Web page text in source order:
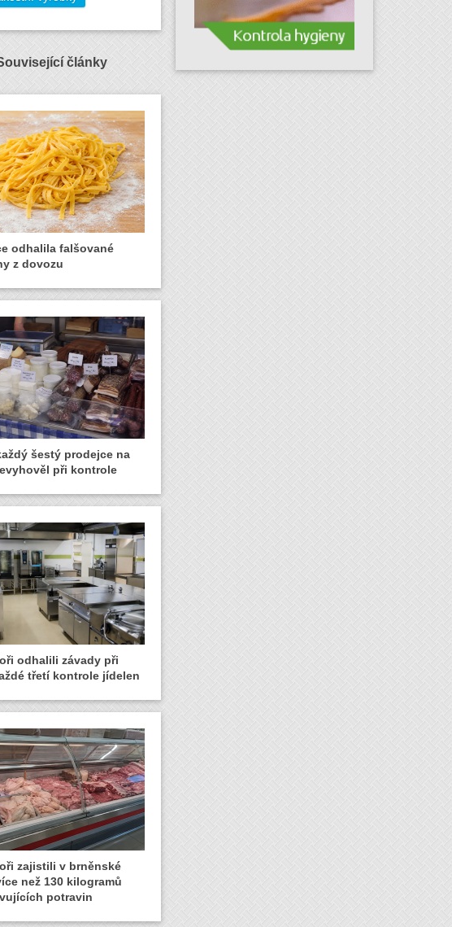
články
odhalila falšované
z dovozu
šestý prodejce na
při kontrole
odhalili závady při
třetí kontrole jídelen
zajistili v brněnské
než 130 kilogramů
potravin